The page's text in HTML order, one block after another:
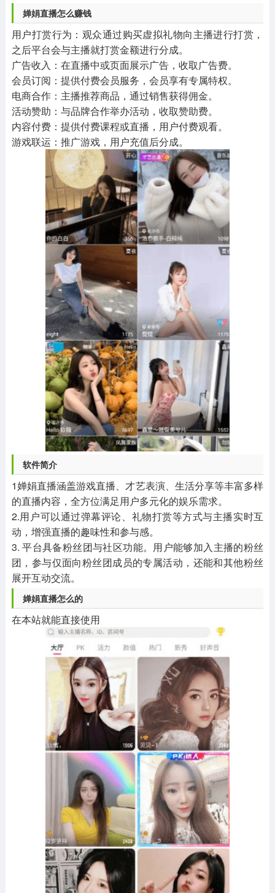
婵娟直播怎么赚钱
用户打赏行为：观众通过购买虚拟礼物向主播进行打赏，
之后平台会与主播就打赏金额进行分成。
广告收入：在直播中或页面展示广告，收取广告费。
会员订阅：提供付费会员服务，会员享有专属特权。
电商合作：主播推荐商品，通过销售获得佣金。
活动赞助：与品牌合作举办活动，收取赞助费。
内容付费：提供付费课程或直播，用户付费观看。
游戏联运：推广游戏，用户充值后分成。
软件简介
1婵娟直播涵盖游戏直播、才艺表演、生活分享等丰富多样
的直播内容，全方位满足用户多元化的娱乐需求。
2.用户可以通过弹幕评论、礼物打赏等方式与主播实时互
动，增强直播的趣味性和参与感。
3. 平台具备粉丝团与社区功能。用户能够加入主播的粉丝
团，参与仅面向粉丝团成员的专属活动，还能和其他粉丝
展开互动交流。
婵娟直播怎么的
在本站就能直接使用